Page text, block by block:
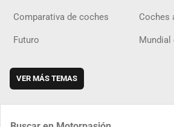
Comparativa de coches Coches
Futuro Mundial
VER MÁS TEMAS